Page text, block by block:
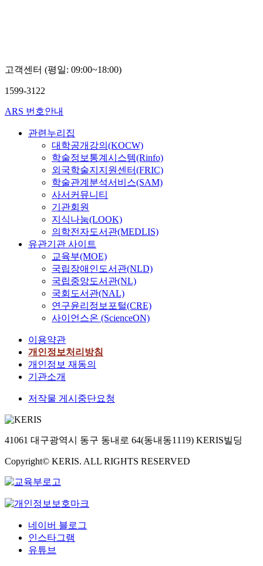
고객센터 (평일: 09:00~18:00)
1599-3122
ARS 번호안내
관련누리집
대학공개강의(KOCW)
학술정보통계시스템(Rinfo)
외국학술지지원센터(FRIC)
학술관계분석서비스(SAM)
사서커뮤니티
기관회원
지식나눔(LOOK)
의학전자도서관(MEDLIS)
유관기관 사이트
교육부(MOE)
국립장애인도서관(NLD)
국립중앙도서관(NL)
국회도서관(NAL)
연구윤리정보포털(CRE)
사이언스온 (ScienceON)
이용약관
개인정보처리방침
개인정보 재동의
기관소개
저작물 게시중단요청
41061 대구광역시 동구 동내로 64(동내동1119) KERIS빌딩
Copyright© KERIS. ALL RIGHTS RESERVED
네이버 블로그
인스타그램
유튜브